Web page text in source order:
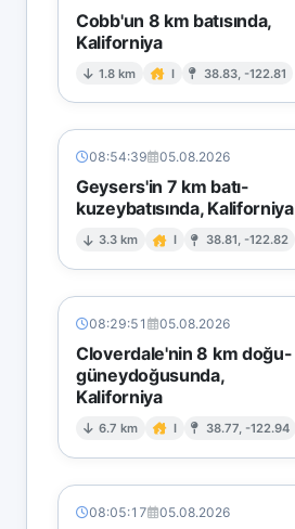
Cobb'un 8 km batısında,
Kaliforniya
1.8 km I 38.83, -122.81
08:54:39 05.08.2026
Geysers'in 7 km batı-
kuzeybatısında, Kaliforniya
3.3 km I 38.81, -122.82
08:29:51 05.08.2026
Cloverdale'nin 8 km doğu-
güneydoğusunda,
Kaliforniya
6.7 km I 38.77, -122.94
08:05:17 05.08.2026